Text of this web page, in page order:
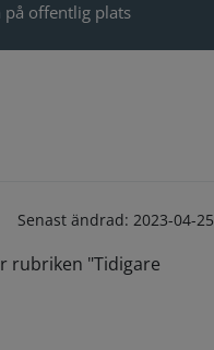
på offentlig plats
Senast ändrad: 2023-04-25
rubriken "Tidigare